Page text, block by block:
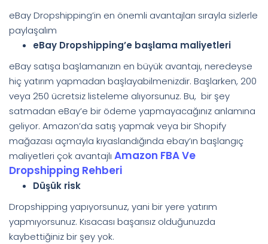
eBay Dropshipping’in en önemli avantajları sırayla sizlerle
paylaşalım
eBay Dropshipping’e başlama maliyetleri
eBay satışa başlamanızın en büyük avantajı, neredeyse
hiç yatırım yapmadan başlayabilmenizdir. Başlarken, 200
veya 250 ücretsiz listeleme alıyorsunuz. Bu, bir şey
satmadan eBay’e bir ödeme yapmayacağınız anlamına
geliyor. Amazon’da satış yapmak veya bir Shopify
mağazası açmayla kıyaslandığında ebay’ın başlangıç
maliyetleri çok avantajlı Amazon FBA Ve
Dropshipping Rehberi
Düşük risk
Dropshipping yapıyorsunuz, yani bir yere yatırım
yapmıyorsunuz. Kısacası başarısız olduğunuzda
kaybettiğiniz bir şey yok.